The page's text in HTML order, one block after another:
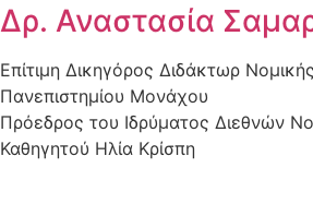
Δρ. Αναστασία
Επίτιμη Δικηγόρος Διδάκτωρ
Πανεπιστημίου Μονάχου
Πρόεδρος του Ιδρύματος Διεθνών
Καθηγητού Ηλία Κρίσπη